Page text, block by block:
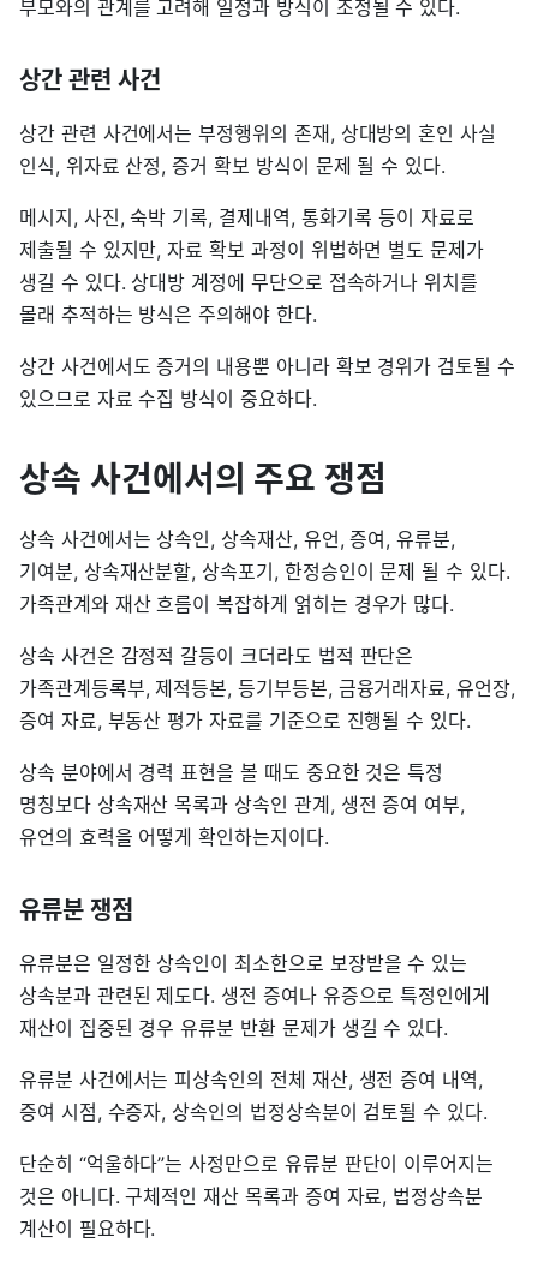
부모와의 관계를 고려해 일정과 방식이 조정될 수 있다.
상간 관련 사건
상간 관련 사건에서는 부정행위의 존재, 상대방의 혼인 사실
인식, 위자료 산정, 증거 확보 방식이 문제 될 수 있다.
메시지, 사진, 숙박 기록, 결제내역, 통화기록 등이 자료로
제출될 수 있지만, 자료 확보 과정이 위법하면 별도 문제가
생길 수 있다. 상대방 계정에 무단으로 접속하거나 위치를
몰래 추적하는 방식은 주의해야 한다.
상간 사건에서도 증거의 내용뿐 아니라 확보 경위가 검토될 수
있으므로 자료 수집 방식이 중요하다.
상속 사건에서의 주요 쟁점
상속 사건에서는 상속인, 상속재산, 유언, 증여, 유류분,
기여분, 상속재산분할, 상속포기, 한정승인이 문제 될 수 있다.
가족관계와 재산 흐름이 복잡하게 얽히는 경우가 많다.
상속 사건은 감정적 갈등이 크더라도 법적 판단은
가족관계등록부, 제적등본, 등기부등본, 금융거래자료, 유언장,
증여 자료, 부동산 평가 자료를 기준으로 진행될 수 있다.
상속 분야에서 경력 표현을 볼 때도 중요한 것은 특정
명칭보다 상속재산 목록과 상속인 관계, 생전 증여 여부,
유언의 효력을 어떻게 확인하는지이다.
유류분 쟁점
유류분은 일정한 상속인이 최소한으로 보장받을 수 있는
상속분과 관련된 제도다. 생전 증여나 유증으로 특정인에게
재산이 집중된 경우 유류분 반환 문제가 생길 수 있다.
유류분 사건에서는 피상속인의 전체 재산, 생전 증여 내역,
증여 시점, 수증자, 상속인의 법정상속분이 검토될 수 있다.
단순히 “억울하다”는 사정만으로 유류분 판단이 이루어지는
것은 아니다. 구체적인 재산 목록과 증여 자료, 법정상속분
계산이 필요하다.